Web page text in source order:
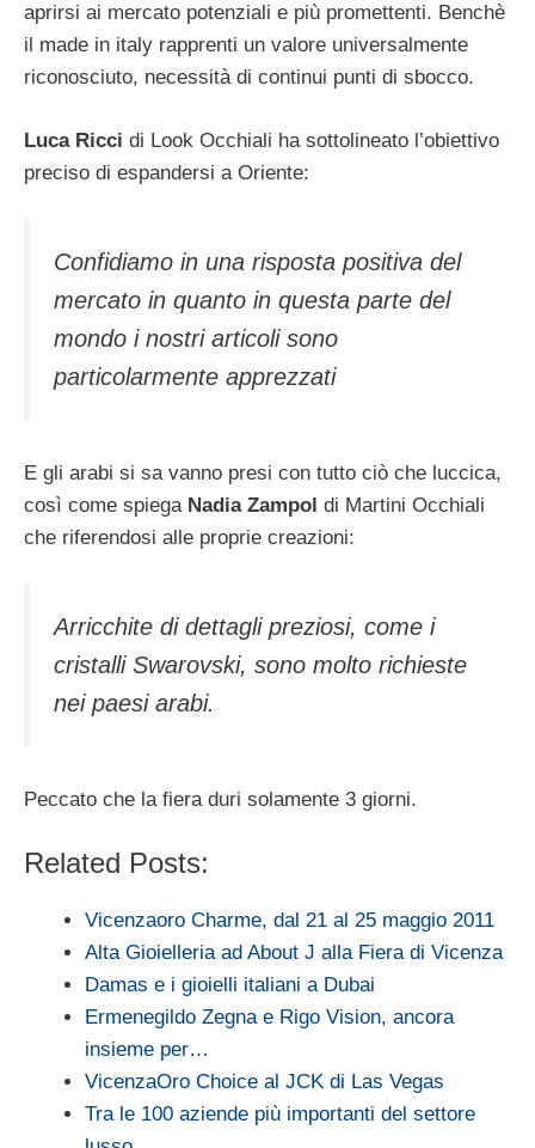
aprirsi ai mercato potenziali e più promettenti. Benchè
il made in italy rapprenti un valore universalmente
riconosciuto, necessità di continui punti di sbocco.
Luca Ricci di Look Occhiali ha sottolineato l’obiettivo
preciso di espandersi a Oriente:
Confidiamo in una risposta positiva del
mercato in quanto in questa parte del
mondo i nostri articoli sono
particolarmente apprezzati
E gli arabi si sa vanno presi con tutto ciò che luccica,
così come spiega Nadia Zampol di Martini Occhiali
che riferendosi alle proprie creazioni:
Arricchite di dettagli preziosi, come i
cristalli Swarovski, sono molto richieste
nei paesi arabi.
Peccato che la fiera duri solamente 3 giorni.
Related Posts:
Vicenzaoro Charme, dal 21 al 25 maggio 2011
Alta Gioielleria ad About J alla Fiera di Vicenza
Damas e i gioielli italiani a Dubai
Ermenegildo Zegna e Rigo Vision, ancora
insieme per…
VicenzaOro Choice al JCK di Las Vegas
Tra le 100 aziende più importanti del settore